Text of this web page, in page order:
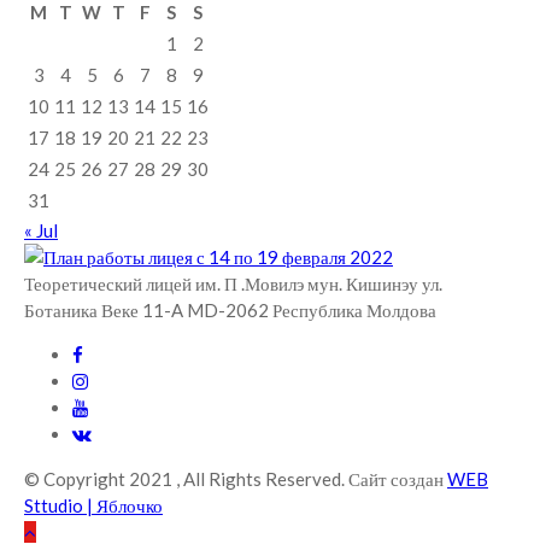
M
T W T F S
S
1
2
3
4 5 6 7 8
9
10 11 12 13 14 15 16
17 18 19 20 21 22 23
24 25 26 27 28 29 30
31
« Jul
Теоретический лицей им. П .Мовилэ мун. Кишинэу ул.
Ботаника Веке 11-A MD-2062 Республика Молдова
© Copyright 2021 , All Rights Reserved. Сайт созданWEB
Sttudio | Яблочко